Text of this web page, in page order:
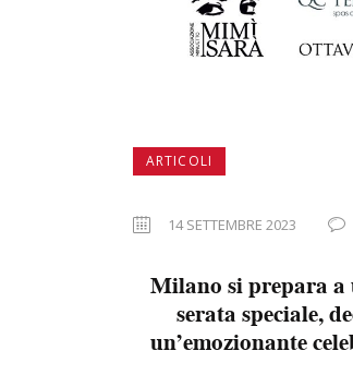
ARTICOLI
14 SETTEMBRE 2023
Milano si prepara a
serata speciale,
un’emozionante